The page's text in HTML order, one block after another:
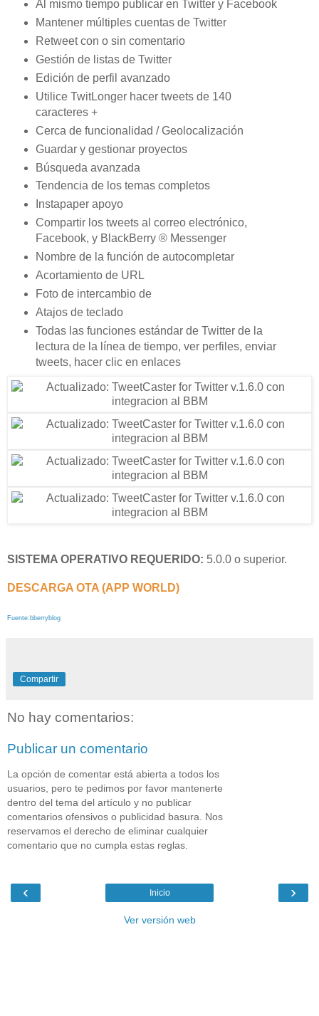
Al mismo tiempo publicar en Twitter y Facebook
Mantener múltiples cuentasde Twitter
Retweet con o sin comentario
Gestión de listas de Twitter
Edición de perfil avanzado
Utilice TwitLonger hacer tweets de 140
caracteres +
Cerca de funcionalidad / Geolocalización
Guardar y gestionar proyectos
Búsqueda avanzada
Tendencia de los temas completos
Instapaper apoyo
Compartir los tweets al correoelectrónico,
Facebook, y BlackBerry ® Messenger
Nombre de la función de autocompletar
Acortamiento de URL
Foto de intercambio de
Atajos de teclado
Todas las funciones estándar de Twitter de la
lectura de la línea de tiempo, ver perfiles, enviar
tweets, hacer clic en enlaces
SISTEMA OPERATIVO REQUERIDO: 5.0.0 o superior.
DESCARGA OTA (APP WORLD)
Fuente:bberryblog
Compartir
No hay comentarios:
Publicar un comentario
La opción de comentar está abierta a todos los
usuarios, pero te pedimos por favor mantenerte
dentro del tema del artículo y no publicar
comentarios ofensivos o publicidad basura. Nos
reservamos el derecho de eliminar cualquier
comentario que no cumpla estas reglas.
‹ ›
Inicio
Ver versión web